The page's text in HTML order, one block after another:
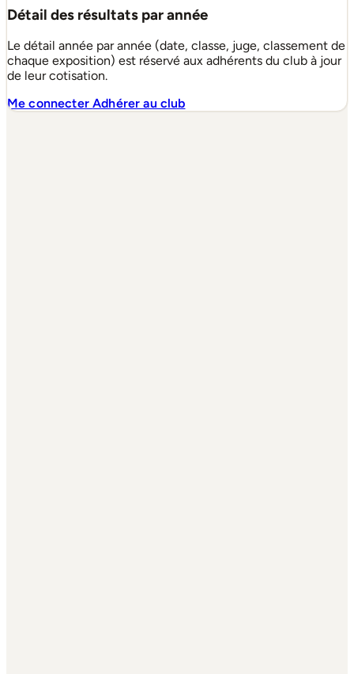
Détail des résultats par année
Le détail année par année (date, classe, juge, classement de
chaque exposition) est réservé aux adhérents du club à jour
de leur cotisation.
Me connecterAdhérer au club